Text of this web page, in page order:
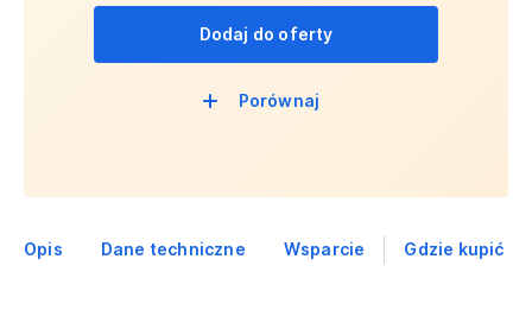
Dodaj do oferty
Porównaj
Opis Dane techniczne Wsparcie Gdzie kupić